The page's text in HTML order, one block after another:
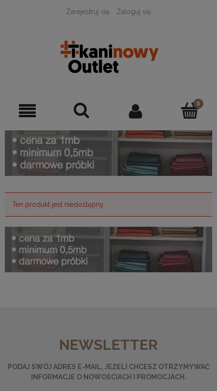
Zarejestruj się Zaloguj się
Ten produkt jest niedostępny.
NEWSLETTER
PODAJ SWÓJ ADRES E-MAIL, JEŻELI CHCESZ OTRZYMYWAĆ
INFORMACJE O NOWOŚCIACH I PROMOCJACH.